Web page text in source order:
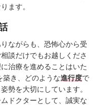
ます。
ながらも、恐怖心から受
談だけでもお越しくださ
治療を進めることはいた
築き、どのような進行度で
勢を大切にしています。
ドクターとして、誠実な